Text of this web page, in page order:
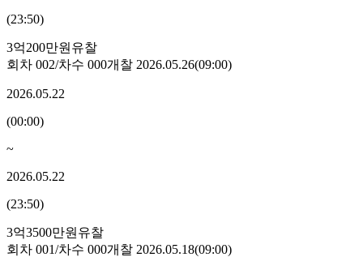
(23:50)
3억200만원 유찰
회차 002/차수 000개찰 2026.05.26(09:00)
2026.05.22
(00:00)
~
2026.05.22
(23:50)
3억3500만원 유찰
회차 001/차수 000개찰 2026.05.18(09:00)